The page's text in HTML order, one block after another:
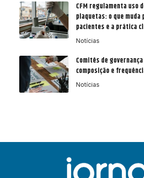
CFM regulamenta uso
plaquetas: o que muda
pacientes e a prática
Notícias
Comitês de
composição e
Notícias